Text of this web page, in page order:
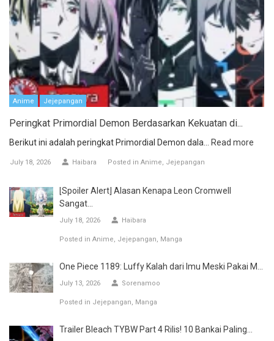
Anime Jejepangan
Peringkat Primordial Demon Berdasarkan Kekuatan di...
Berikut ini adalah peringkat Primordial Demon dala... Read more
July 18, 2026 Haibara Posted in Anime Jejepangan
[Spoiler Alert] Alasan Kenapa Leon Cromwell
Sangat...
July 18, 2026 Haibara
Posted in Anime Jejepangan Manga
One Piece 1189: Luffy Kalah dari Imu Meski Pakai M...
July 13, 2026 Sorenamoo
Posted in Jejepangan Manga
Trailer Bleach TYBW Part 4 Rilis! 10 Bankai Paling...